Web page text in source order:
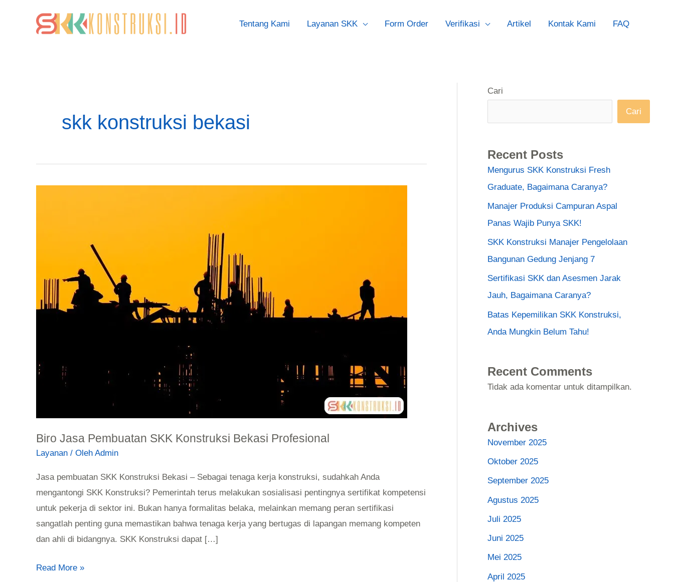
Tentang Kami Layanan SKK Form Order Verifikasi Artikel Kontak Kami FAQ
skk konstruksi bekasi
Biro Jasa Pembuatan SKK Konstruksi Bekasi Profesional
Layanan / Oleh Admin
Jasa pembuatan SKK Konstruksi Bekasi – Sebagai tenaga kerja konstruksi, sudahkah Anda
mengantongi SKK Konstruksi? Pemerintah terus melakukan sosialisasi pentingnya sertifikat kompetensi
untuk pekerja di sektor ini. Bukan hanya formalitas belaka, melainkan memang peran sertifikasi
sangatlah penting guna memastikan bahwa tenaga kerja yang bertugas di lapangan memang kompeten
dan ahli di bidangnya. SKK Konstruksi dapat […]
Profesional
Read More »
Cari
Cari
Recent Posts
Mengurus SKK Konstruksi Fresh
Graduate, Bagaimana Caranya?
Manajer Produksi Campuran Aspal
Panas Wajib Punya SKK!
SKK Konstruksi Manajer Pengelolaan
Bangunan Gedung Jenjang 7
Sertifikasi SKK dan Asesmen Jarak
Jauh, Bagaimana Caranya?
Batas Kepemilikan SKK Konstruksi,
Anda Mungkin Belum Tahu!
Recent Comments
Tidak ada komentar untuk ditampilkan.
Archives
November 2025
Oktober 2025
September 2025
Agustus 2025
Juli 2025
Juni 2025
Mei 2025
April 2025